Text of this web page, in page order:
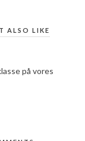
ALSO LIKE
på vores